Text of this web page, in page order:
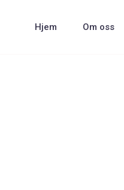
Hjem Om oss